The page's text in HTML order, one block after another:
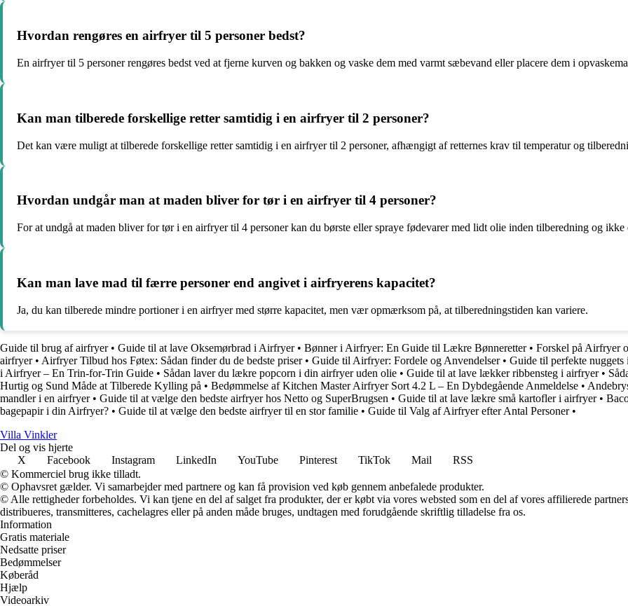
Hvordan rengøres en airfryer til 5 personer bedst?
En airfryer til 5 personer rengøres bedst ved at fjerne kurven og bakken og vaske dem med varmt sæbevand eller placere dem i
Kan man tilberede forskellige retter samtidig i en airfryer til 2 personer?
Det kan være muligt at tilberede forskellige retter samtidig i en airfryer til 2 personer, afhængigt af retternes krav til temperatur og
Hvordan undgår man at maden bliver for tør i en airfryer til 4 personer?
For at undgå at maden bliver for tør i en airfryer til 4 personer kan du børste eller spraye fødevarer med lidt olie inden tilberedning og
Kan man lave mad til færre personer end angivet i airfryerens kapacitet?
Ja, du kan tilberede mindre portioner i en airfryer med større kapacitet, men vær opmærksom på, at tilberedningstiden kan variere.
Guide til brug af airfryer• Guide til at lave Oksemørbrad i Airfryer• Bønner i Airfryer: En Guide til Lækre Bønneretter• Forskel på Airfryer
airfryer• Airfryer Tilbud hos Føtex: Sådan finder du de bedste priser• Guide til Airfryer: Fordele og Anvendelser• Guide til perfekte nuggets
i Airfryer – En Trin-for-Trin Guide • Sådan laver du lækre popcorn i din airfryer uden olie • Guide til at lave lækker ribbensteg i airfryer•
Hurtig og Sund Måde at Tilberede Kylling på • Bedømmelse af Kitchen Master Airfryer Sort 4.2 L – En Dybdegående Anmeldelse •
mandler i en airfryer• Guide til at vælge den bedste airfryer hos Netto og SuperBrugsen • Guide til at lave lækre små kartofler i airfryer•
bagepapir i din Airfryer? • Guide til at vælge den bedste airfryer til en stor familie • Guide til Valg af Airfryer efter Antal Personer•
Villa Vinkler
Del og vis hjerte
X
Facebook Instagram LinkedIn YouTube Pinterest TikTok Mail
RSS
© Kommerciel brug ikke tilladt.
© Ophavsret gælder. Vi samarbejder med partnere og kan få provision ved køb gennem anbefalede produkter.
© Alle rettigheder forbeholdes. Vi kan tjene en del af salget fra produkter, der er købt via vores websted som en del af vores affilierede
distribueres, transmitteres, cachelagres eller på anden måde bruges, undtagen med forudgående skriftlig tilladelse fra os.
Information
Gratis materiale
Nedsatte priser
Bedømmelser
Køberåd
Hjælp
Videoarkiv